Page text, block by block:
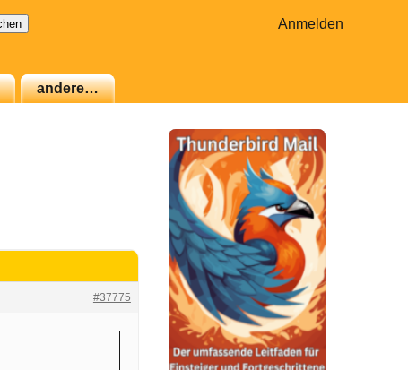
Anmelden
andere…
#37775